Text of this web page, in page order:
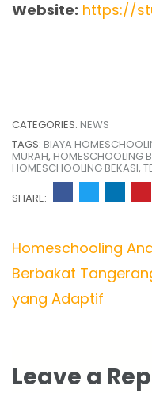
Website: https://
CATEGORIES: NEWS
TAGS: BIAYA
MURAH, HOMESCHOOLING
HOMESCHOOLING BEKASI,
SHARE:
Post
navigation
Homeschooling
Berbakat
yang Adaptif
Leave a